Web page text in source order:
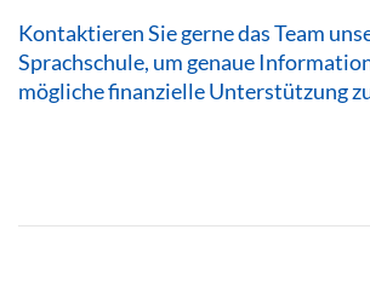
Kontaktieren Sie gerne das Team
Sprachschule, um genaue
mögliche finanzielle Unterstützung